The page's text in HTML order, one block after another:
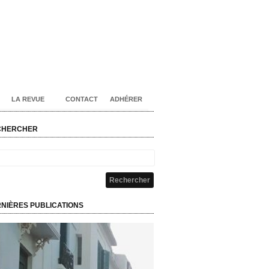
LA REVUE CONTACT ADHÉRER
PUBLICATIONS